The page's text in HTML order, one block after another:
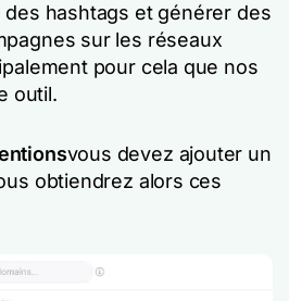
hashtags et générer des
sur les réseaux
pour cela que nos
outil.
vous devez ajouter un
obtiendrez alors ces